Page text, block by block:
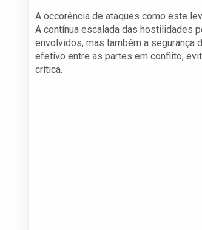
A occorência de ataques como este
A contínua escalada das hostilidades
envolvidos, mas também a segurança
efetivo entre as partes em conflito,
crítica.